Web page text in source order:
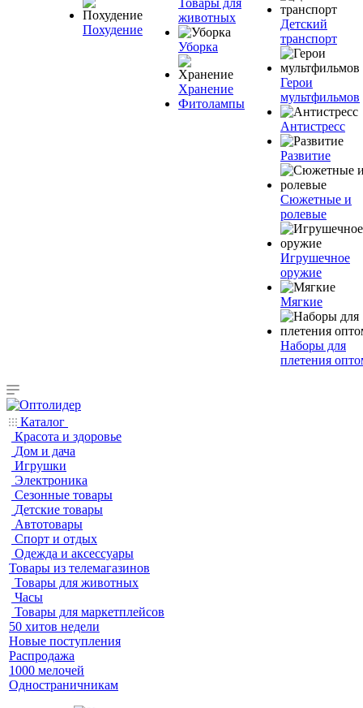
Похудение
Товары для
животных
Уборка
Хранение
Фитолампы
Детский
транспорт
Герои
мультфильмов
Антистресс
Развитие
Сюжетные и
ролевые
Игрушечное
оружие
Мягкие
Наборы для
плетения
Каталог
Красота и здоровье
Дом и дача
Игрушки
Электроника
Сезонные товары
Детские товары
Автотовары
Спорт и отдых
Одежда и аксессуары
Товары из телемагазинов
Товары для животных
Часы
Товары для маркетплейсов
50 хитов недели
Новые поступления
Распродажа
1000 мелочей
Одностраничникам